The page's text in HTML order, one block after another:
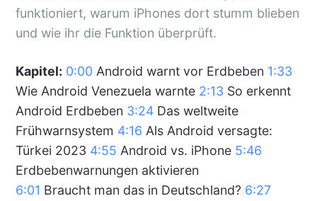
funktioniert, warum iPhones dort stumm blieben
und wie ihr die Funktion überprüft.
Kapitel: 0:00 Android warnt vor Erdbeben 1:33
Wie Android Venezuela warnte 2:13 So erkennt
Android Erdbeben 3:24Das weltweite
Frühwarnsystem 4:16 Als Android versagte:
Türkei 2023 4:55 Android vs. iPhone 5:46
Erdbebenwarnungen aktivieren
6:01 Braucht man das in Deutschland? 6:27